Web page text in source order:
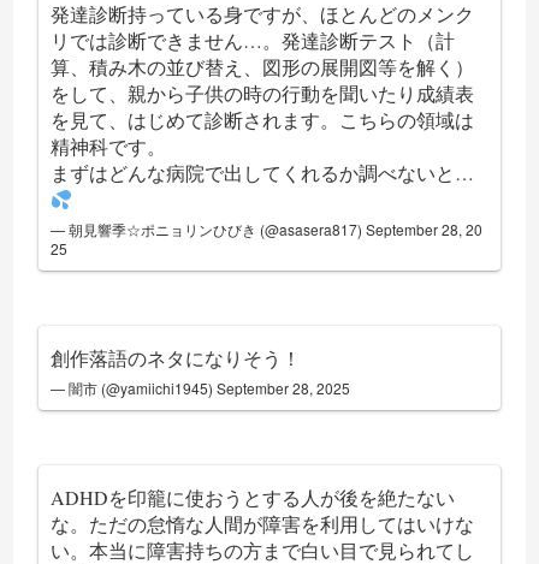
発達診断持っている身ですが、ほとんどのメンク
リでは診断できません…。発達診断テスト（計
算、積み木の並び替え、図形の展開図等を解く）
をして、親から子供の時の行動を聞いたり成績表
を見て、はじめて診断されます。こちらの領域は
精神科です。
まずはどんな病院で出してくれるか調べないと…
— 朝見響季☆ポニョリンひびき (@asasera817)September 28, 20
25
創作落語のネタになりそう！
— 闇市 (@yamiichi1945)September 28, 2025
ADHDを印籠に使おうとする人が後を絶たない
な。ただの怠惰な人間が障害を利用してはいけな
い。本当に障害持ちの方まで白い目で見られてし